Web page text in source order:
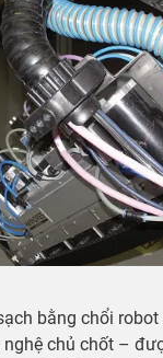
nghiệp của
lắp đặt. Từ độ dài